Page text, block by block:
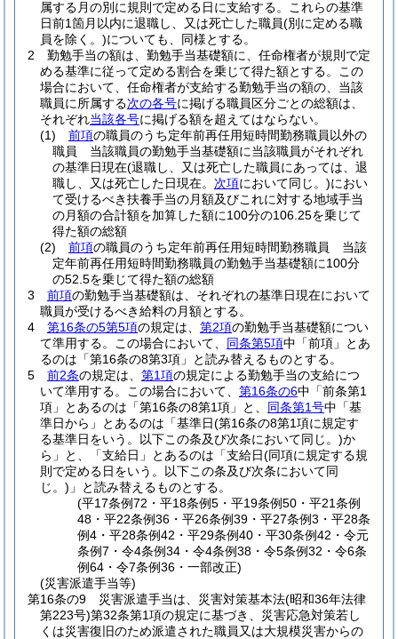
属する月の別に規則で定める日に支給する。
これらの基準
日前1箇月以内に退職し、又は死亡した職員(別に定める職
員を除く。)についても、同様とする。
2
勤勉手当の額は、勤勉手当基礎額に、任命権者が規則で定
める基準に従って定める割合を乗じて得た額とする。
この
場合において、任命権者が支給する勤勉手当の額の、当該
職員に所属する次の各号に掲げる職員区分ごとの総額は、
それぞれ当該各号に掲げる額を超えてはならない。
(1)
前項の職員のうち定年前再任用短時間勤務職員以外の
職員 当該職員の勤勉手当基礎額に当該職員がそれぞれ
の基準日現在(退職し、又は死亡した職員にあっては、退
職し、又は死亡した日現在。 次項において同じ。)におい
て受けるべき扶養手当の月額及びこれに対する地域手当
の月額の合計額を加算した額に100分の106.25を乗じて
得た額の総額
(2)
前項の職員のうち定年前再任用短時間勤務職員 当該
定年前再任用短時間勤務職員の勤勉手当基礎額に100分
の52.5を乗じて得た額の総額
3
前項の勤勉手当基礎額は、それぞれの基準日現在において
職員が受けるべき給料の月額とする。
4
第16条の5第5項の規定は、 第2項の勤勉手当基礎額につい
て準用する。
この場合において、 同条第5項中「前項」とあ
るのは「第16条の8第3項」と読み替えるものとする。
5
前2条の規定は、 第1項の規定による勤勉手当の支給につ
いて準用する。
この場合において、 第16条の6中「前条第1
項」とあるのは「第16条の8第1項」と、 同条第1号中「基
準日から」とあるのは「基準日(第16条の8第1項に規定す
る基準日をいう。以下この条及び次条において同じ。)か
ら」と、「支給日」とあるのは「支給日(同項に規定する規
則で定める日をいう。以下この条及び次条において同
じ。) 」と読み替えるものとする。
(平17条例72・平18条例5・平19条例50・平21条例
48・平22条例36・平26条例39・平27条例3・平28条
例4・平28条例42・平29条例40・平30条例42・令元
条例7・令4条例34・令4条例38・令5条例32・令6条
例64・令7条例36・一部改正)
(災害派遣手当等)
第16条の9
災害派遣手当は、災害対策基本法(昭和36年法律
第223号)第32条第1項の規定に基づき、災害応急対策若し
くは災害復旧のため派遣された職員又は大規模災害からの